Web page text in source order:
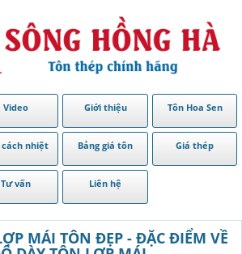
Video Giới thiệu Tôn Hoa Sen
cách nhiệt Bảng giá tôn Giá thép
Tư vấn Liên hệ
MÁI TÔN ĐẸP - ĐẶC ĐIỂM VỀ